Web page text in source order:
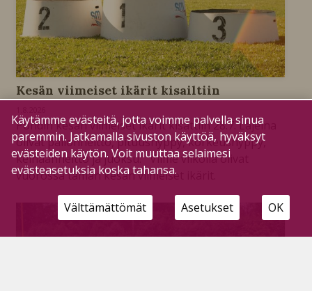
Kesän viimeiset ikärit kisailtiin
Pohdin kesän viimeiset ikärit kisattiin 28.7. Lajeina
olivat pallonheitto, pituushyppy, korkeushyppy,
keihäänheitto ja juoksu. Viime viikolla olivat
vuorossa tämän kesän viimeiset ikärit.
Käytämme evästeitä, jotta voimme palvella sinua
paremmin. Jatkamalla sivuston käyttöä, hyväksyt
evästeiden käytön. Voit muuttaa selaimesi
evästeasetuksia koska tahansa.
Välttämättömät Asetukset OK